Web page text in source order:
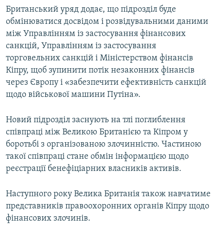
Британський уряд додає, що підрозділ буде
обмінюватися досвідом і розвідувальними даними
між Управлінням із застосування фінансових
санкцій, Управлінням із застосування
торговельних санкцій і Міністерством фінансів
Кіпру, щоб зупинити потік незаконних фінансів
через Європу і «забезпечити ефективність санкцій
щодо військової машини Путіна».
Новий підрозділ заснують на тлі поглиблення
співпраці між Великою Британією та Кіпром у
боротьбі з організованою злочинністю. Частиною
такої співпраці стане обмін інформацією щодо
реєстрації бенефіціарних власників активів.
Наступного року Велика Британія також навчатиме
представників правоохоронних органів Кіпру щодо
фінансових злочинів.